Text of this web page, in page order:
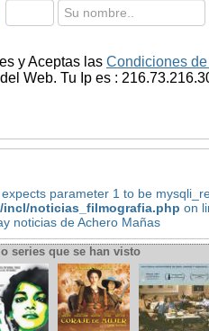
y Aceptas las Condiciones
Web. Tu Ip es :
parameter 1 to be
noticias_filmografia.php on
noticias de Achero Mañas
series que se han visto